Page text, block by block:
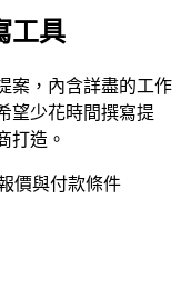
工具
案，內含詳盡的工作
望少花時間撰寫提
打造。
價與付款條件